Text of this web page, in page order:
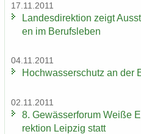
17.11.2011
Lan­des­di­rek­ti­on zeigt
en im Be­rufs­le­ben
04.11.2011
Hoch­was­ser­schutz an der
02.11.2011
8. Ge­wäs­ser­fo­rum Weiße
rek­ti­on Leip­zig statt